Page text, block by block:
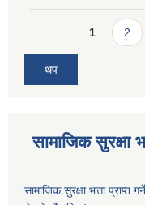
Pages1 2
थप
सामाजिक सुरक्षा
सामाजिक सुरक्षा भत्ता